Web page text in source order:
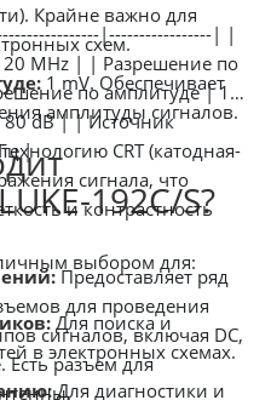
Крайне важно для
схем.
1 mV. Обеспечивает
амплитуды сигналов.
CRT (катодная-
сигнала, что
и контрастность
Предоставляет ряд
для проведения
сигналов, включая DC,
Есть разъем для
|-----------------| |
20 MHz | | Разрешение по
по амплитуде | 1
dB | | Источник
|
192C/S?
выбором для:
Для поиска и
в электронных схемах.
Для диагностики и